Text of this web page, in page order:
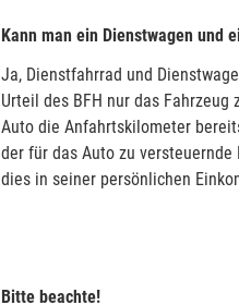
Kann man ein Dienstwagen und
Ja, Dienstfahrrad und
Urteil des BFH nur das
Auto die Anfahrtskilometer
der für das Auto zu
dies in seiner persönlichen
Bitte beachte!